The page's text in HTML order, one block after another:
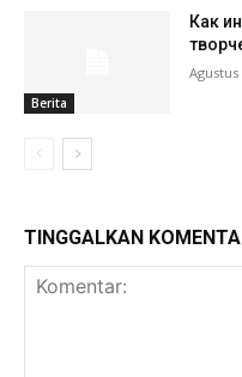
Berita
Как
Agustus
TINGGALKAN